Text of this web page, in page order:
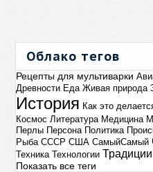
Облако тегов
Рецепты для мультиварки
Древности Еда Живая природа
История Как это
Космос Литература Медицина
Перлы Персона Политика
Рыба СССР США СамыйСамый
Техника Технологии Традиции
Показать все теги